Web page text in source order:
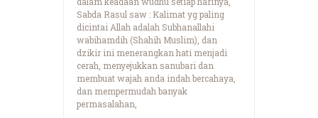
Sabda Rasul saw : Kalimat yg paling
dicintai Allah adalah Subhanallahi
wabihamdih (Shahih Muslim), dan
dzikir ini menerangkan hati menjadi
cerah, menyejukkan sanubari dan
membuat wajah anda indah bercahaya,
dan mempermudah banyak
permasalahan,